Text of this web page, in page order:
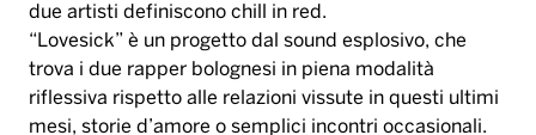
due artisti definiscono chill in red.
“Lovesick” è un progetto dal sound esplosivo, che
trova i due rapper bolognesi in piena modalità
riflessiva rispetto alle relazioni vissute in questi ultimi
mesi, storie d’amore o semplici incontri occasionali.